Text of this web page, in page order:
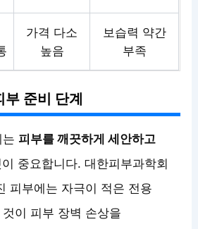
가격 다소
높음
보습력 약간
부족
부 준비 단계
피부를 깨끗하게 세안하고
중요합니다. 대한피부과학회
피부에는 자극이 적은 전용
이 피부 장벽 손상을